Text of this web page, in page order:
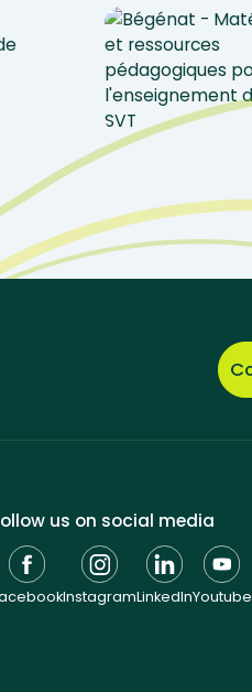
us on social media
InstagramLinkedInYoutube